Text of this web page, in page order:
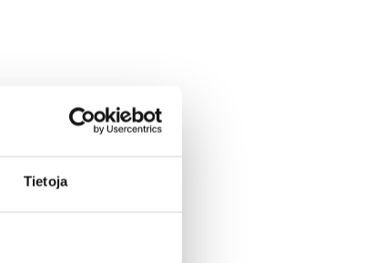
Tietoja